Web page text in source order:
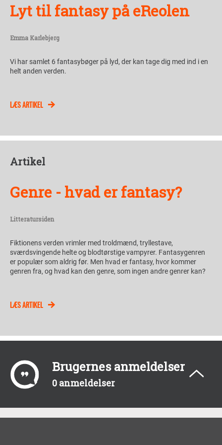
Lyt til fantasy på eReolen
Emma Karlebjerg
Vi har samlet 6 fantasybøger på lyd, der kan tage dig med ind i en
helt anden verden.
LÆS ARTIKEL
Artikel
Genre - hvad er fantasy?
Litteratursiden
Fiktionens verden vrimler med troldmænd, tryllestave,
sværdsvingende helte og blodtørstige vampyrer. Fantasygenren
er populær som aldrig før. Men hvad er fantasy, hvor kommer
genren fra, og hvad kan den genre, som ingen andre genrer kan?
LÆS ARTIKEL
Brugernes anmeldelser
0 anmeldelser